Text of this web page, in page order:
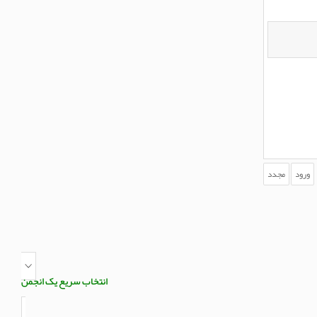
انتخاب سریع یک انجمن